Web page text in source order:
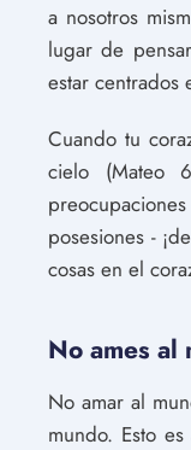
a nosotros
lugar de
estar centrados
Cuando tu
cielo (Mateo
posesiones -
cosas en el
No ames al
No amar al
mundo. Esto